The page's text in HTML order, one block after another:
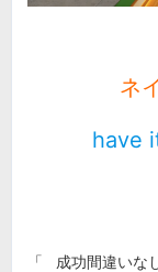
ネ
have
「 成功間違いな